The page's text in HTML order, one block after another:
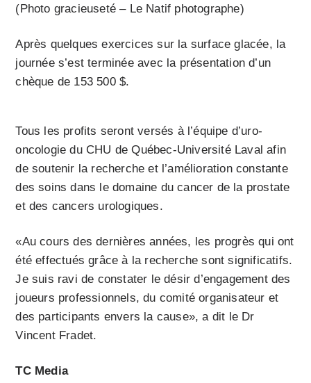
(Photo gracieuseté – Le Natif photographe)
Après quelques exercices sur la surface glacée, la
journée s’est terminée avec la présentation d’un
chèque de 153 500 $.
Tous les profits seront versés à l’équipe d’uro-
oncologie du CHU de Québec-Université Laval afin
de soutenir la recherche et l’amélioration constante
des soins dans le domaine du cancer de la prostate
et des cancers urologiques.
«Au cours des dernières années, les progrès qui ont
été effectués grâce à la recherche sont significatifs.
Je suis ravi de constater le désir d’engagement des
joueurs professionnels, du comité organisateur et
des participants envers la cause», a dit le Dr
Vincent Fradet.
TC Media